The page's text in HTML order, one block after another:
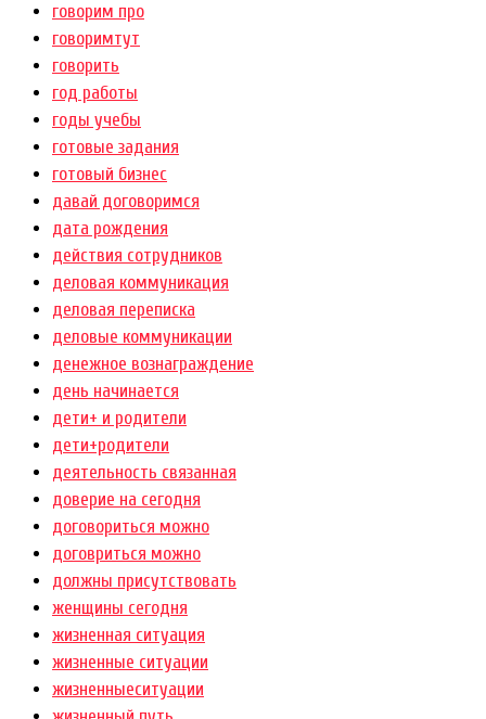
говорим про
говоримтут
говорить
год работы
годы учебы
готовые задания
готовый бизнес
давай договоримся
дата рождения
действия сотрудников
деловая коммуникация
деловая переписка
деловые коммуникации
денежное вознаграждение
день начинается
дети+ и родители
дети+родители
деятельность связанная
доверие на сегодня
договориться можно
договриться можно
должны присутствовать
женщины сегодня
жизненная ситуация
жизненные ситуации
жизненныеситуации